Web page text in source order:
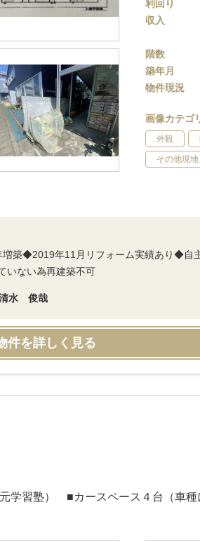
利回り
収入
階数
築年月
物件現況
画像カテゴ
外観
その他現地
築◆2019年11月リフォーム実績あり◆自
いない為再建築不可
水 俊哉
件を詳しく見る
学習塾） ■カースペース４台（車種